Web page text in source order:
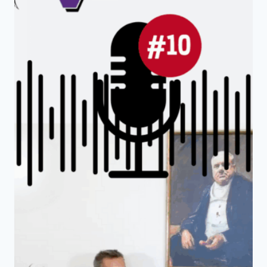
Wie immer gibt es die spannendsten
Themen aus dem Stadtratsirrsinn in
Dresden. Anne Herpertz, Martin-Schulte
Wissermann (beide von Piraten Dresden)
und Max Aschenbach (Die PARTEI)
sprechen über die aktuelle Stunde zum
Radverkehrskonzept, was das Problem an
der Debatte zu einem „sicheren“ Dresden
ist, über den erfolglosen Versuch, den
Dresdner Flughafen zu retten und vieles
mehr! Bühne frei!